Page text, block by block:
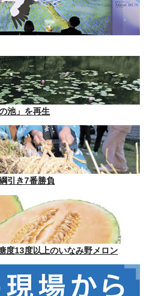
池」を再生
引き7番勝負
度13度以上のいなみ野メロン